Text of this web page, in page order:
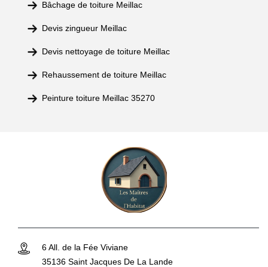
Bâchage de toiture Meillac
Devis zingueur Meillac
Devis nettoyage de toiture Meillac
Rehaussement de toiture Meillac
Peinture toiture Meillac 35270
6 All. de la Fée Viviane
35136 Saint Jacques De La Lande